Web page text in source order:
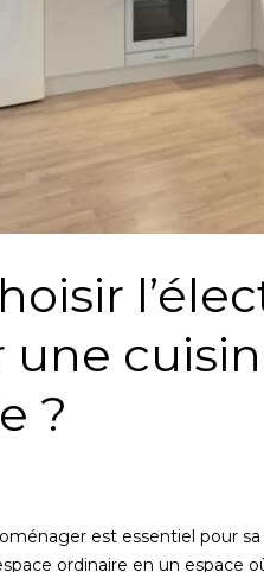
une
?
est essentiel pour
ordinaire en un espace